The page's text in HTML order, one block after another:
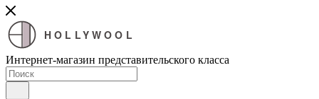
HOLLYWOOL
Интернет-магазин представительского класса